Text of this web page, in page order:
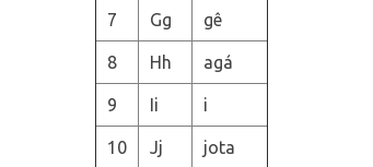
7 Gg gê
8 Hh agá
9 Ii i
10 Jj jota